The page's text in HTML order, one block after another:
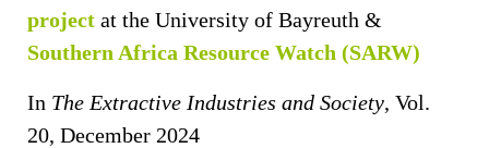
project at the University of Bayreuth &
Southern Africa Resource Watch (SARW)
In The Extractive Industries and Society, Vol.
20, December 2024